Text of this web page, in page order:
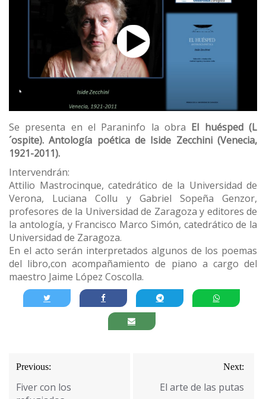
Se presenta en el Paraninfo la obra El huésped (L
´ospite). Antología poética de Iside Zecchini (Venecia,
1921-2011).
Intervendrán:
Attilio Mastrocinque, catedrático de la Universidad de
Verona, Luciana Collu y Gabriel Sopeña Genzor,
profesores de la Universidad de Zaragoza y editores de
la antología, y Francisco Marco Simón, catedrático de la
Universidad de Zaragoza.
En el acto serán interpretados algunos de los poemas
del libro,con acompañamiento de piano a cargo del
maestro Jaime López Coscolla.
Navegación
de
Previous:
Fiver con los
Next:
El arte de las putas